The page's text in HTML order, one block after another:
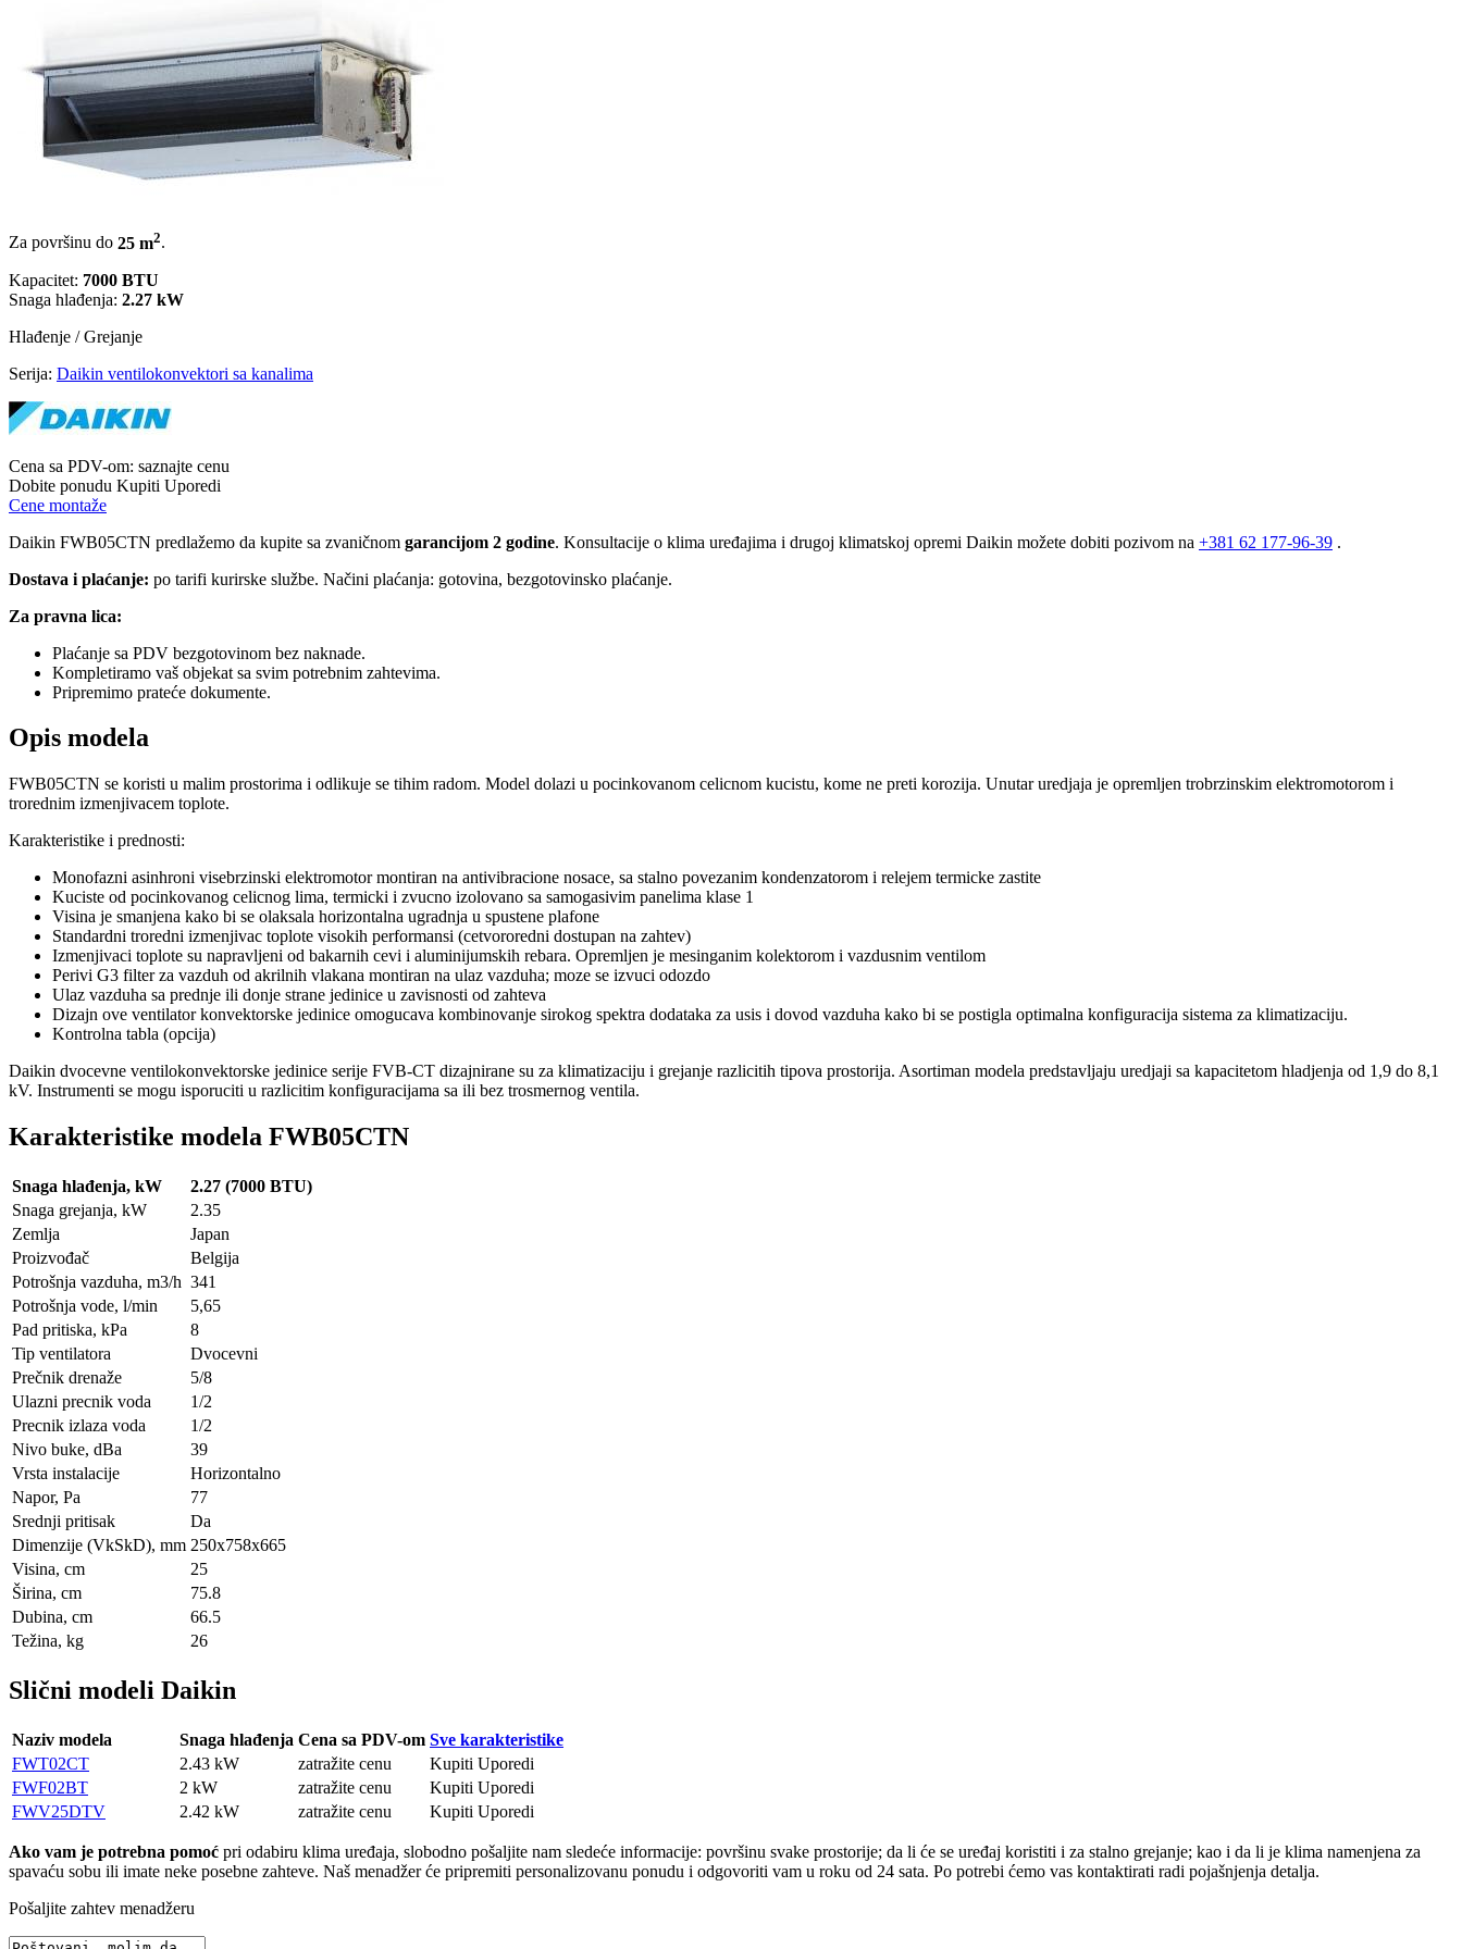
Za površinu do 25 m2.
Kapacitet: 7000 BTU
Snaga hlađenja: 2.27 kW
Hlađenje / Grejanje
Serija: Daikin ventilokonvektori sa kanalima
Cena sa PDV-om: saznajte cenu
Dobite ponudu Kupiti Uporedi
Cene montaže
Daikin FWB05CTN predlažemo da kupite sa zvaničnom garancijom 2 godine. Konsultacije o klima uređajima i drugoj klimatskoj opremi Daikin možete dobiti pozivom na +381 62 177-96-39 .
Dostava i plaćanje: po tarifi kurirske službe. Načini plaćanja: gotovina, bezgotovinsko plaćanje.
Za pravna lica:
Plaćanje sa PDV bezgotovinom bez naknade.
Kompletiramo vaš objekat sa svim potrebnim zahtevima.
Pripremimo prateće dokumente.
Opis modela
FWB05CTN se koristi u malim prostorima i odlikuje se tihim radom. Model dolazi u pocinkovanom celicnom kucistu, kome ne preti korozija. Unutar uredjaja je opremljen trobrzinskim elektromotorom i
trorednim izmenjivacem toplote.
Karakteristike i prednosti:
Monofazni asinhroni visebrzinski elektromotor montiran na antivibracione nosace, sa stalno povezanim kondenzatorom i relejem termicke zastite
Kuciste od pocinkovanog celicnog lima, termicki i zvucno izolovano sa samogasivim panelima klase 1
Visina je smanjena kako bi se olaksala horizontalna ugradnja u spustene plafone
Standardni troredni izmenjivac toplote visokih performansi (cetvororedni dostupan na zahtev)
Izmenjivaci toplote su napravljeni od bakarnih cevi i aluminijumskih rebara. Opremljen je mesinganim kolektorom i vazdusnim ventilom
Perivi G3 filter za vazduh od akrilnih vlakana montiran na ulaz vazduha; moze se izvuci odozdo
Ulaz vazduha sa prednje ili donje strane jedinice u zavisnosti od zahteva
Dizajn ove ventilator konvektorske jedinice omogucava kombinovanje sirokog spektra dodataka za usis i dovod vazduha kako bi se postigla optimalna konfiguracija sistema za klimatizaciju.
Kontrolna tabla (opcija)
Daikin dvocevne ventilokonvektorske jedinice serije FVB-CT dizajnirane su za klimatizaciju i grejanje razlicitih tipova prostorija. Asortiman modela predstavljaju uredjaji sa kapacitetom hladjenja od 1,9 do 8,1
kV. Instrumenti se mogu isporuciti u razlicitim konfiguracijama sa ili bez trosmernog ventila.
Karakteristike modela FWB05CTN
Snaga hlađenja, kW
2.27 (7000 BTU)
Snaga grejanja, kW
2.35
Zemlja
Japan
Proizvođač
Belgija
Potrošnja vazduha, m3/h 341
Potrošnja vode, l/min
5,65
Pad pritiska, kPa
8
Tip ventilatora
Dvocevni
Prečnik drenaže
5/8
Ulazni precnik voda
1/2
Precnik izlaza voda
1/2
Nivo buke, dBa
39
Vrsta instalacije
Horizontalno
Napor, Pa
77
Srednji pritisak
Da
Dimenzije (VkSkD), mm 250x758x665
Visina, сm
25
Širina, сm
75.8
Dubina, сm
66.5
Težina, kg
26
Slični modeli Daikin
Naziv modela Snaga hlađenja Cena sa PDV-om Sve karakteristike
FWT02CT
2.43 kW zatražite cenu Kupiti Uporedi
FWF02BT
2 kW zatražite cenu Kupiti Uporedi
FWV25DTV
2.42 kW zatražite cenu Kupiti Uporedi
Ako vam je potrebna pomoć pri odabiru klima uređaja, slobodno pošaljite nam sledeće informacije: površinu svake prostorije; da li će se uređaj koristiti i za stalno grejanje; kao i da li je klima namenjena za
spavaću sobu ili imate neke posebne zahteve. Naš menadžer će pripremiti personalizovanu ponudu i odgovoriti vam u roku od 24 sata. Po potrebi ćemo vas kontaktirati radi pojašnjenja detalja.
Pošaljite zahtev menadžeru